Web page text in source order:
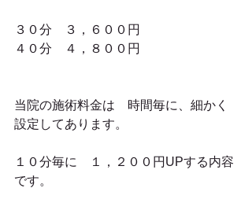
３０分　３，６００円
４０分　４，８００円
当院の施術料金は　時間毎に、細かく
設定してあります。
１０分毎に　１，２００円UPする内容
です。